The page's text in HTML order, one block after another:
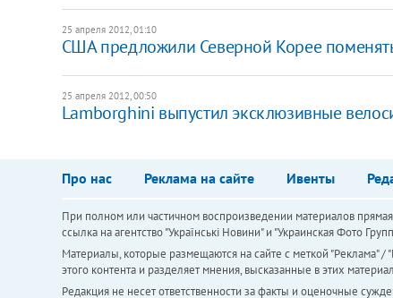
25 апреля 2012, 01:10
США предложили Северной Корее
25 апреля 2012, 00:50
Lamborghini выпустил эксклюзивные
Про нас Реклама на сайте Ивенты
При полном или частичном воспроизведении материалов
ссылка на агентство "Українськi Новини" и "Украинская Фото
Материалы, которые размещаются на сайте с меткой "Реклама" /
этого контента и разделяет мнения, высказанные в этих
Редакция не несет ответственности за факты и оценочные